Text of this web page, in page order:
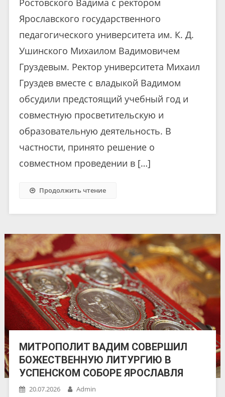
Ростовского Вадима с ректором
Ярославского государственного
педагогического университета им. К. Д.
Ушинского Михаилом Вадимовичем
Груздевым. Ректор университета Михаил
Груздев вместе с владыкой Вадимом
обсудили предстоящий учебный год и
совместную просветительскую и
образовательную деятельность. В
частности, принято решение о
совместном проведении в […]
Продолжить чтение
МИТРОПОЛИТ ВАДИМ СОВЕРШИЛ
БОЖЕСТВЕННУЮ ЛИТУРГИЮ В
УСПЕНСКОМ СОБОРЕ ЯРОСЛАВЛЯ
20.07.2026 Admin